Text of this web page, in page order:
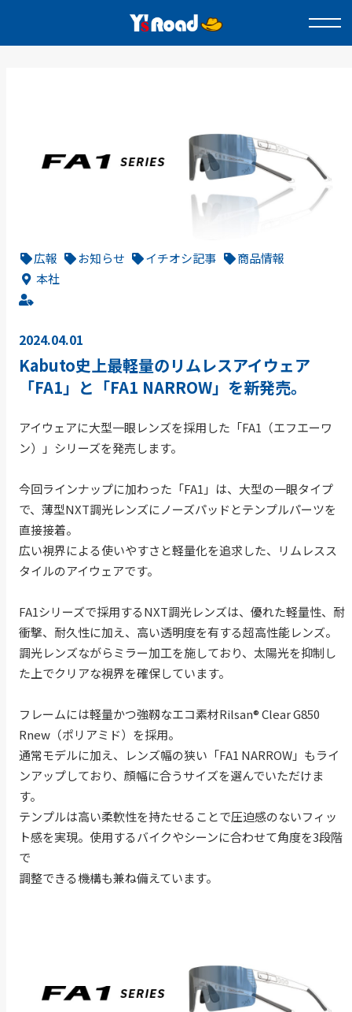
広報 お知らせ イチオシ記事
商品情報
本社
2024.04.01
Kabuto史上最軽量のリムレスアイウェア
「FA1」と「FA1 NARROW」を新発売。
アイウェアに大型一眼レンズを採用した「FA1（エフエーワ
ン）」シリーズを発売します。
今回ラインナップに加わった「FA1」は、大型の一眼タイプ
で、薄型NXT調光レンズにノーズパッドとテンプルパーツを
直接接着。
広い視界による使いやすさと軽量化を追求した、リムレスス
タイルのアイウェアです。
FA1シリーズで採用するNXT調光レンズは、優れた軽量性、耐
衝撃、耐久性に加え、高い透明度を有する超高性能レンズ。
調光レンズながらミラー加工を施しており、太陽光を抑制し
た上でクリアな視界を確保しています。
フレームには軽量かつ強靱なエコ素材Rilsan® Clear G850
Rnew（ポリアミド）を採用。
通常モデルに加え、レンズ幅の狭い「FA1 NARROW」もライ
ンアップしており、顔幅に合うサイズを選んでいただけま
す。
テンプルは高い柔軟性を持たせることで圧迫感のないフィッ
ト感を実現。使用するバイクやシーンに合わせて角度を3段階
で
調整できる機構も兼ね備えています。